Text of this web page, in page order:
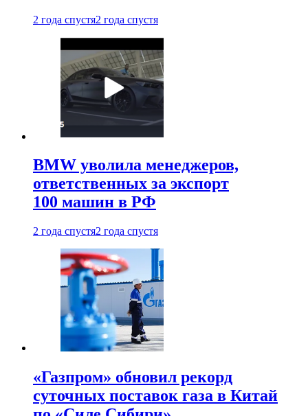
2 года спустя2 года спустя
BMW уволила менеджеров,
ответственных за экспорт
100 машин в РФ
2 года спустя2 года спустя
«Газпром» обновил рекорд
суточных поставок газа в Китай